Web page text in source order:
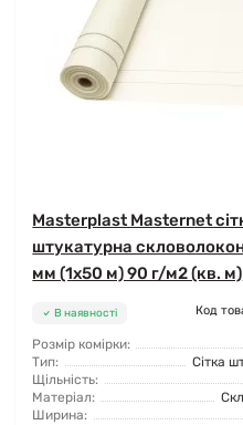
Masterplast Masternet
штукатурна
мм (1x50 м) 90 г/м2 (кв. м)
В наявності Код
Розмір комірки:
Тип:
Сітка
Щільність:
Матеріал:
Ширина: